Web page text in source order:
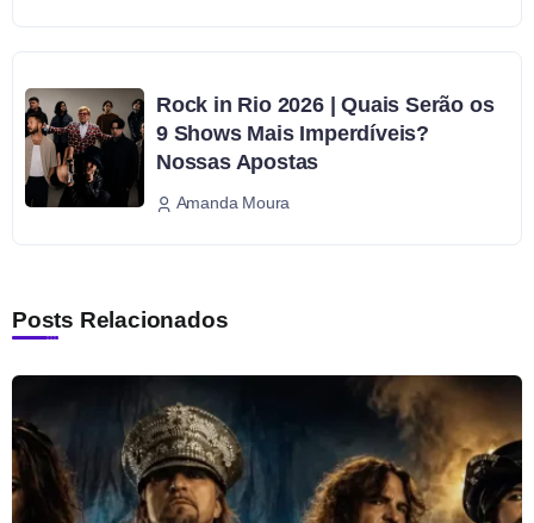
Rock in Rio 2026 | Quais Serão os
9 Shows Mais Imperdíveis?
Nossas Apostas
Amanda Moura
Posts Relacionados